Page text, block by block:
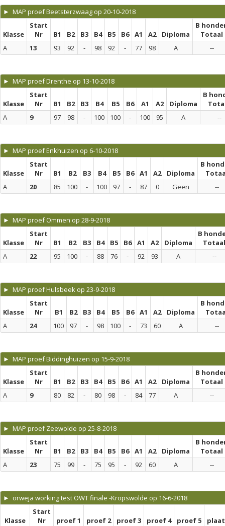
► MAP proef Beetsterzwaag op 20-10-2018
Klasse
Start
Nr
B1 B2 B3 B4 B5 B6 A1 A2 Diploma
B
Totaal
A
13 93 92 - 98 92 - 77 98 A --
► MAP proef Drenthe op 13-10-2018
Klasse
Start
Nr
B1 B2 B3 B4 B5 B6 A1 A2 Diploma
B
A
9 97 98 - 100 100 - 100 95 A --
► MAP proef Enkhuizen op 6-10-2018
Klasse
Start
Nr
B1 B2 B3 B4 B5 B6 A1 A2 Diploma
B
A
20 85 100 - 100 97 - 87 0 Geen --
► MAP proef Ommen op 28-9-2018
Klasse
Start
Nr
B1 B2 B3 B4 B5 B6 A1 A2 Diploma
B
Totaal
A
22 95 100 - 88 76 - 92 93 A --
► MAP proef Hulsbeek op 23-9-2018
Klasse
Start
Nr
B1 B2 B3 B4 B5 B6 A1 A2 Diploma
B
A
24 100 97 - 98 100 - 73 60 A --
► MAP proef Biddinghuizen op 15-9-2018
Klasse
Start
Nr
B1 B2 B3 B4 B5 B6 A1 A2 Diploma
B
Totaal
A
9 80 82 - 80 98 - 84 77 A --
► MAP proef Zeewolde op 25-8-2018
Klasse
Start
Nr
B1 B2 B3 B4 B5 B6 A1 A2 Diploma
B
Totaal
A
23 75 99 - 75 95 - 92 60 A --
► orweja working test OWT finale -Kropswolde op 16-6-2018
Klasse
Start
Nr
proef 1 proef 2 proef 3 proef 4 proef 5